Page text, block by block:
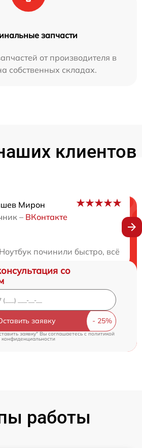
запчасти
от производителя в
собственных складах.
клиентов
Мирон
– ВКонтакте
починили быстро, всё
со
заявку
заявку" Вы соглашаетесь cполитикой
конфиденциальности
работы